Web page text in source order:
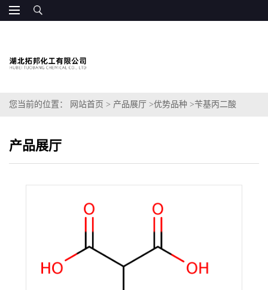
您当前的位置： 网站首页 > 产品展厅 >优势品种 >苄基丙二酸
产品展厅